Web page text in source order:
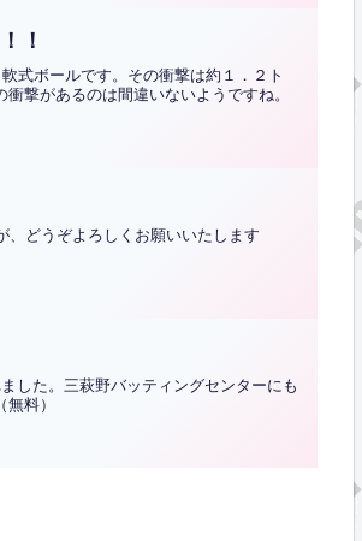
！
式ボールです。その衝撃は約１．２ト
撃があるのは間違いないようですね。
、どうぞよろしくお願いいたします
した。三萩野バッティングセンターにも
料）